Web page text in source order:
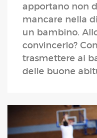
apportano non
mancare nella
un bambino.
convincerlo?
trasmettere ai
delle buone